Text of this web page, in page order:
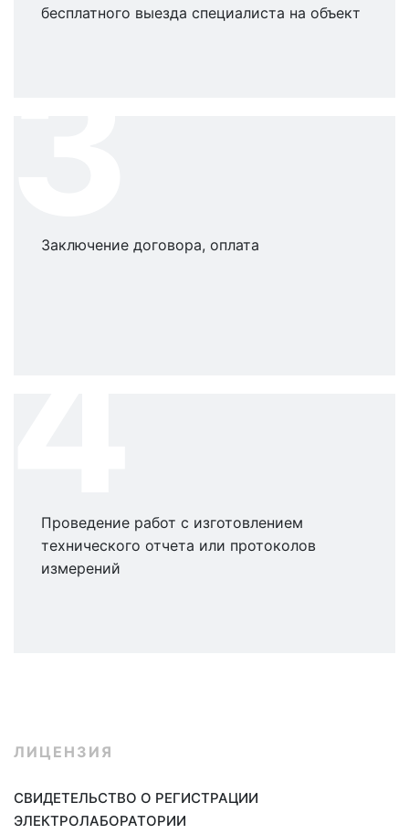
бесплатного выезда специалиста на объект
Заключение договора, оплата
Проведение работ с изготовлением
технического отчета или протоколов
измерений
ЛИЦЕНЗИЯ
СВИДЕТЕЛЬСТВО О РЕГИСТРАЦИИ
ЭЛЕКТРОЛАБОРАТОРИИ